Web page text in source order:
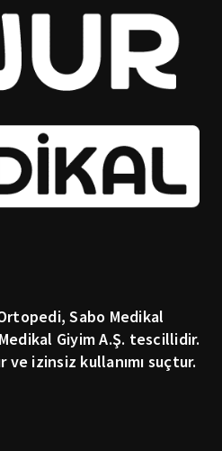
Sabo Medikal
Giyim A.Ş. tescillidir.
ve izinsiz kullanımı suçtur.